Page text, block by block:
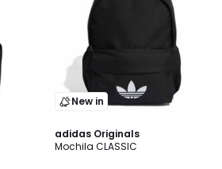
New in
adidas Originals
Mochila CLASSIC
4,6
/ 5